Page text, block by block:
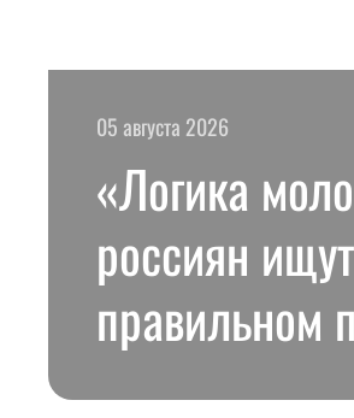
05 августа 2026
«Логика
россиян
правильном